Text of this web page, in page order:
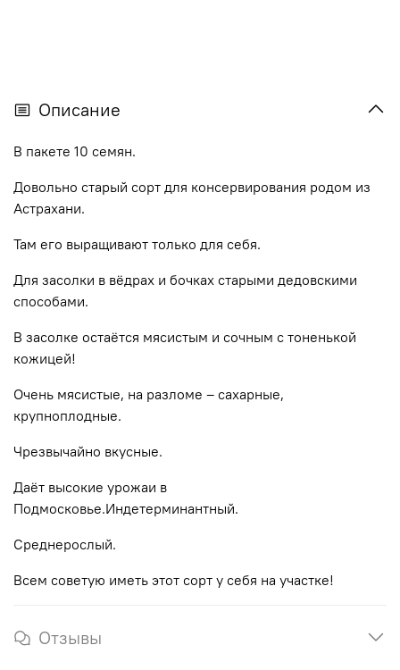
Описание
В пакете 10 семян.
Довольно старый сорт для консервирования родом из
Астрахани.
Там его выращивают только для себя.
Для засолки в вёдрах и бочках старыми дедовскими
способами.
В засолке остаётся мясистым и сочным с тоненькой
кожицей!
Очень мясистые, на разломе – сахарные,
крупноплодные.
Чрезвычайно вкусные.
Даёт высокие урожаи в
Подмосковье.Индетерминантный.
Среднерослый.
Всем советую иметь этот сорт у себя на участке!
Отзывы